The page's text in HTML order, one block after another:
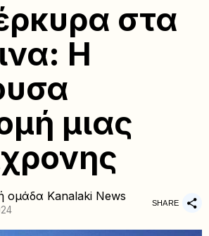
στα
Η
μιας
ομάδα Kanalaki News SHARE